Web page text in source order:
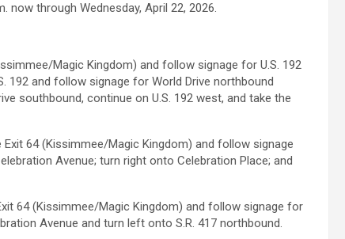
now through Wednesday, April 22, 2026.
Magic Kingdom) and follow signage for U.S. 192
192 and follow signage for World Drive northbound
southbound, continue on U.S. 192 west, and take the
64 (Kissimmee/Magic Kingdom) and follow signage
Avenue; turn right onto Celebration Place; and
64 (Kissimmee/Magic Kingdom) and follow signage for
Avenue and turn left onto S.R. 417 northbound.